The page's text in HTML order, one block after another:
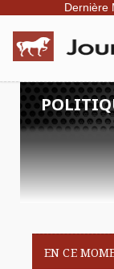
Dernière
EN CE